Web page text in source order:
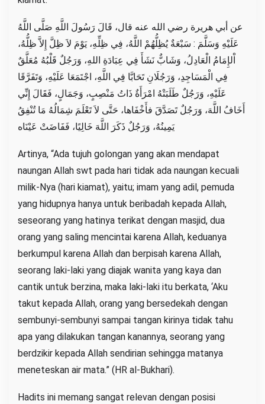
عن أبي هريرة رضي الله عنه قال، قَالَ رَسُولَ اللَّهِ صَلَّى اللَّهُ
عَلَيْهِ وَسَلَّمَ : سَبْعَةٌ يُظِلُّهُمْ اللَّهُ، فِي ظِلِّهِ، يَوْمَ لاَ ظِلَّ إِلاَّ ظِلُّهُ،
اْلإِمَامُ الْعَادِلُ، وَشَابٌّ نَشَأَ فِي عِبَادَةِ اللهِ، وَرَجُلٌ قَلْبُهُ مُعَلَّقٌ
فِي الْمَسَاجِدِ، وَرَجُلَانِ تَحَابَّا فِي اللَّهِ، اجْتَمَعَا عَلَيْهِ، وَتَفَرَّقَا
عَلَيْهِ، وَرَجُلٌ طَلَبَتْهُ امْرَأَةٌ ذَاتُ مَنْصِبٍ، وَجَمَالٍ، فَقَالَ إِنِّي
أَخَافُ اللَّهَ، وَرَجُلٌ تَصَدَّقَ فأَخْفَاها، حَتَّى لاَ تَعْلَمَ شِمَالُهُ مَا تُنْفِقُ
يَمِينُهُ، وَرَجُلٌ ذَكَرَ اللَّهَ خَالِيًا، فَفَاضَتْ عَيْنَاه
Artinya, “Ada tujuh golongan yang akan mendapat
naungan Allah swt pada hari tidak ada naungan kecuali
milik-Nya (hari kiamat), yaitu; imam yang adil, pemuda
yang hidupnya hanya untuk beribadah kepada Allah,
seseorang yang hatinya terikat dengan masjid, dua
orang yang saling mencintai karena Allah, keduanya
berkumpul karena Allah dan berpisah karena Allah,
seorang laki-laki yang diajak wanita yang kaya dan
cantik untuk berzina, maka laki-laki itu berkata, ‘Aku
takut kepada Allah, orang yang bersedekah dengan
sembunyi-sembunyi sampai tangan kirinya tidak tahu
apa yang dilakukan tangan kanannya, seorang yang
berdzikir kepada Allah sendirian sehingga matanya
meneteskan air mata.” (HR al-Bukhari).
Hadits ini memang sangat relevan dengan posisi